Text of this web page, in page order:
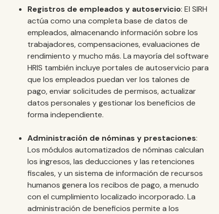
Registros de empleados y autoservicio: El SIRH
actúa como una completa base de datos de
empleados, almacenando información sobre los
trabajadores, compensaciones, evaluaciones de
rendimiento y mucho más. La mayoría del software
HRIS también incluye portales de autoservicio para
que los empleados puedan ver los talones de
pago, enviar solicitudes de permisos, actualizar
datos personales y gestionar los beneficios de
forma independiente.
Administración de nóminas y prestaciones:
Los módulos automatizados de nóminas calculan
los ingresos, las deducciones y las retenciones
fiscales, y un sistema de información de recursos
humanos genera los recibos de pago, a menudo
con el cumplimiento localizado incorporado. La
administración de beneficios permite a los